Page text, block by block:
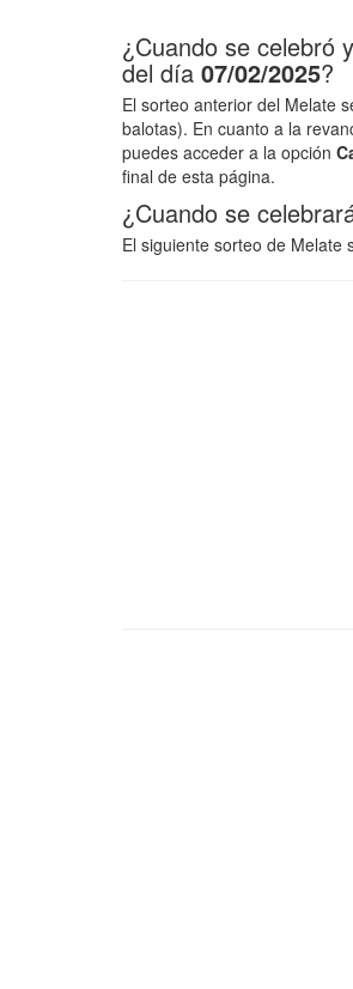
¿Cuando se celebró
del día 07/02/2025?
El sorteo anterior del Melate
balotas). En cuanto a la
puedes acceder a la opción
final de esta página.
¿Cuando se
El siguiente sorteo de